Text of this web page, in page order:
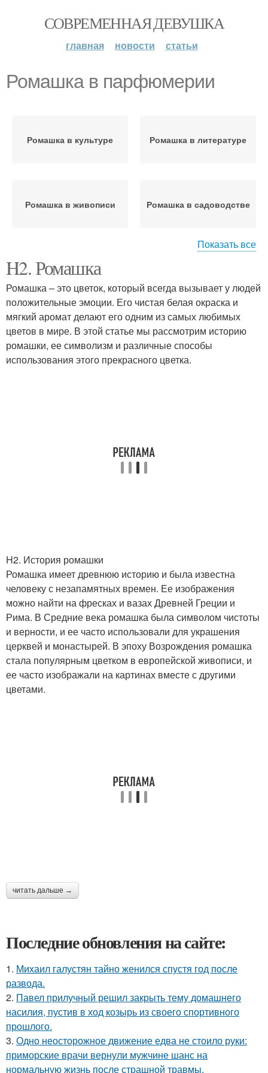
СОВРЕМЕННАЯ ДЕВУШКА
главная новости статьи
Ромашка в парфюмерии
Ромашка в культуре Ромашка в литературе
Ромашка в живописи Ромашка в садоводстве
Ромашка в медицине
Показать все
H2. Ромашка
Ромашка – это цветок, который всегда вызывает у людей
положительные эмоции. Его чистая белая окраска и
мягкий аромат делают его одним из самых любимых
цветов в мире. В этой статье мы рассмотрим историю
ромашки, ее символизм и различные способы
использования этого прекрасного цветка.
H2. История ромашки
Ромашка имеет древнюю историю и была известна
человеку с незапамятных времен. Ее изображения
можно найти на фресках и вазах Древней Греции и
Рима. В Средние века ромашка была символом чистоты
и верности, и ее часто использовали для украшения
церквей и монастырей. В эпоху Возрождения ромашка
стала популярным цветком в европейской живописи, и
ее часто изображали на картинах вместе с другими
цветами.
читать дальше →
Последние обновления на сайте:
1. Михаил галустян тайно женился спустя год после
развода.
2. Павел прилучный решил закрыть тему домашнего
насилия, пустив в ход козырь из своего спортивного
прошлого.
3. Одно неосторожное движение едва не стоило руки:
приморские врачи вернули мужчине шанс на
нормальную жизнь после страшной травмы.